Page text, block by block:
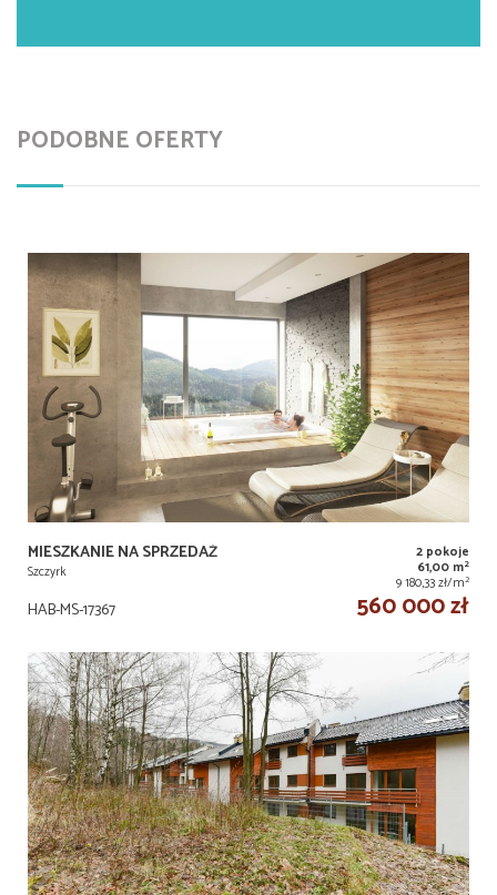
PODOBNE OFERTY
MIESZKANIE NA SPRZEDAŻ
Szczyrk
2 pokoje
61,00 m2
9 180,33 zł/m2
HAB-MS-17367 560 000 zł